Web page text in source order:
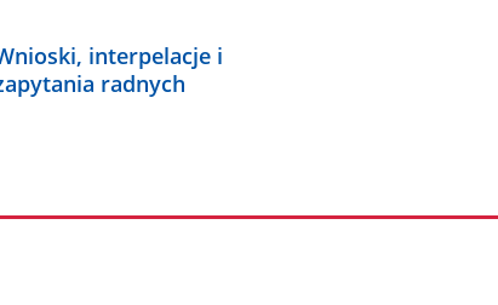
interpelacje i
radnych